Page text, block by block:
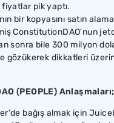
fiyatlar pik yaptı.
bir kopyasını satın
ConstitutionDAO'nun
sonra bile 300 milyon
gözükerek dikkatleri
(PEOPLE) Anlaşmaları;
bağış almak için